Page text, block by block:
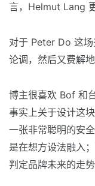
言，Helmut Lang
对于 Peter Do 这
论调，然后又费解
博主很喜欢 Bof 和
事实上关于设计这
一张非常聪明的安
是在想方设法融入
判定品牌未来的走